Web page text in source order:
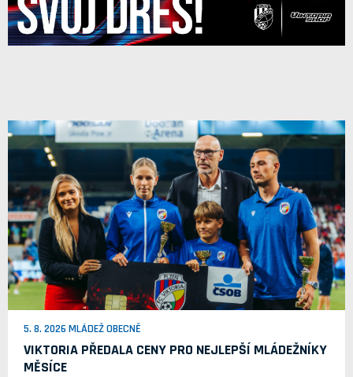
5. 8. 2026 MLÁDEŽ OBECNĚ
VIKTORIA PŘEDALA CENY PRO NEJLEPŠÍ MLÁDEŽNÍKY
MĚSÍCE